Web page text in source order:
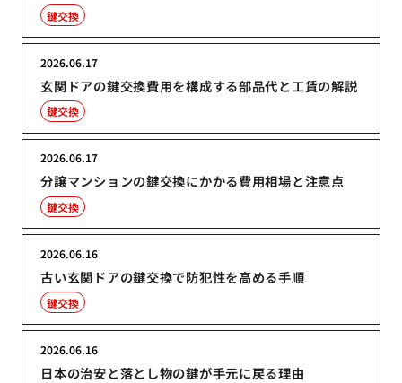
鍵交換
玄関ドアの鍵交換費用を構成する部品代と工賃の解説
2026.06.17
鍵交換
分譲マンションの鍵交換にかかる費用相場と注意点
2026.06.17
鍵交換
古い玄関ドアの鍵交換で防犯性を高める手順
2026.06.16
鍵交換
日本の治安と落とし物の鍵が手元に戻る理由
2026.06.16